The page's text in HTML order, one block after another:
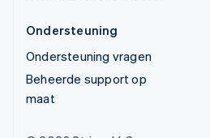
Ondersteuning
Ondersteuning vragen
Beheerde support op
maat